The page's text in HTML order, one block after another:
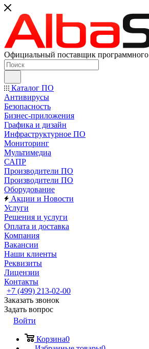
Официальный поставщик
Каталог ПО
Антивирусы
Безопасность
Бизнес-приложения
Графика и дизайн
Инфраструктурное ПО
Мониторинг
Мультимедиа
САПР
Производители ПО
Производители ПО
Оборудование
Акции и Новости
Услуги
Решения и услуги
Оплата и доставка
Компания
Вакансии
Наши клиенты
Реквизиты
Лицензии
Контакты
+7 (499) 213-02-00
Заказать звонок
Задать вопрос
Войти
Корзина0